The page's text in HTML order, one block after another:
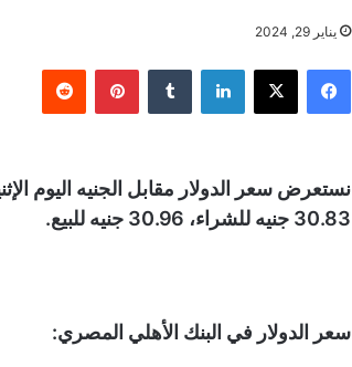
يناير 29, 2024
فيسبوك لينكدإن بينتيريست
30.83 جنيه للشراء، 30.96 جنيه للبيع.
سعر الدولار في البنك الأهلي المصري: